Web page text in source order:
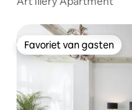
Favoriet van gasten
Favoriet van gasten